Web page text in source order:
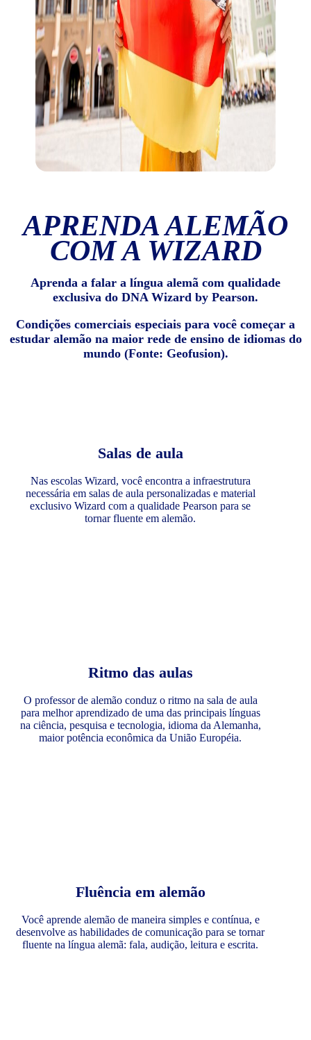
APRENDA ALEMÃO
COM A WIZARD
Aprenda a falar a língua alemã com qualidade
exclusiva do DNA Wizard by Pearson.
Condições comerciais especiais para você começar a
estudar alemão na maior rede de ensino de idiomas do
mundo (Fonte: Geofusion).
Salas de aula
Nas escolas Wizard, você encontra a infraestrutura
necessária em salas de aula personalizadas e material
exclusivo Wizard com a qualidade Pearson para se
tornar fluente em alemão.
Ritmo das aulas
O professor de alemão conduz o ritmo na sala de aula
para melhor aprendizado de uma das principais línguas
na ciência, pesquisa e tecnologia, idioma da Alemanha,
maior potência econômica da União Européia.
Fluência em alemão
Você aprende alemão de maneira simples e contínua, e
desenvolve as habilidades de comunicação para se tornar
fluente na língua alemã: fala, audição, leitura e escrita.